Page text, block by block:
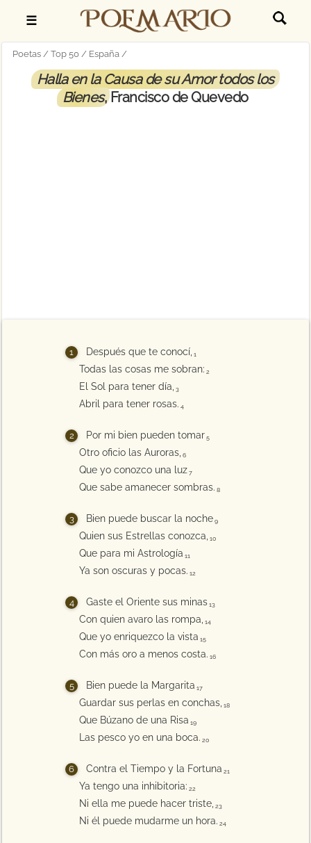
☰
Poetas Top 50 España
Halla en la Causa de su Amor todos los
Bienes, Francisco de Quevedo
Después que te conocí, 1
Todas las cosas me sobran: 2
El Sol para tener día, 3
Abril para tener rosas. 4
Por mi bien pueden tomar 5
Otro oficio las Auroras, 6
Que yo conozco una luz 7
Que sabe amanecer sombras. 8
Bien puede buscar la noche 9
Quien sus Estrellas conozca, 10
Que para mi Astrología 11
Ya son oscuras y pocas. 12
Gaste el Oriente sus minas 13
Con quien avaro las rompa, 14
Que yo enriquezco la vista 15
Con más oro a menos costa. 16
Bien puede la Margarita 17
Guardar sus perlas en conchas, 18
Que Búzano de una Risa 19
Las pesco yo en una boca. 20
Contra el Tiempo y la Fortuna 21
Ya tengo una inhibitoria: 22
Ni ella me puede hacer triste, 23
Ni él puede mudarme un hora. 24